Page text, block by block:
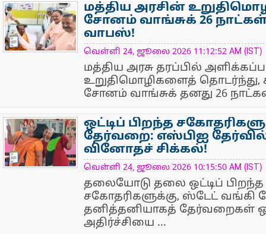
NewsIcon
மத்திய அரசின்
சோனம் வாங்சுக் 26
வாபஸ்!
வெள்ளி 24, ஜூலை 2026 11:12:52 AM (IST)
மத்திய அரசு தரப்பில்
உறுதிமொழிகளைத் தொடர்ந்து,
சோனம் வாங்சுக் தனது 26
NewsIcon
ஒட்டிப் பிறந்த
தேர்வறை: எஸ்பிஐ
வினோதச் சிக்கல்!
வெள்ளி 24, ஜூலை 2026 10:15:50 AM (IST)
தலையோடு தலை ஒட்டிப்
சகோதரிகளுக்கு, ஸ்டேட் வங்கி
தனித்தனியாகத் தேர்வறைகள்
அதிர்ச்சியை ...